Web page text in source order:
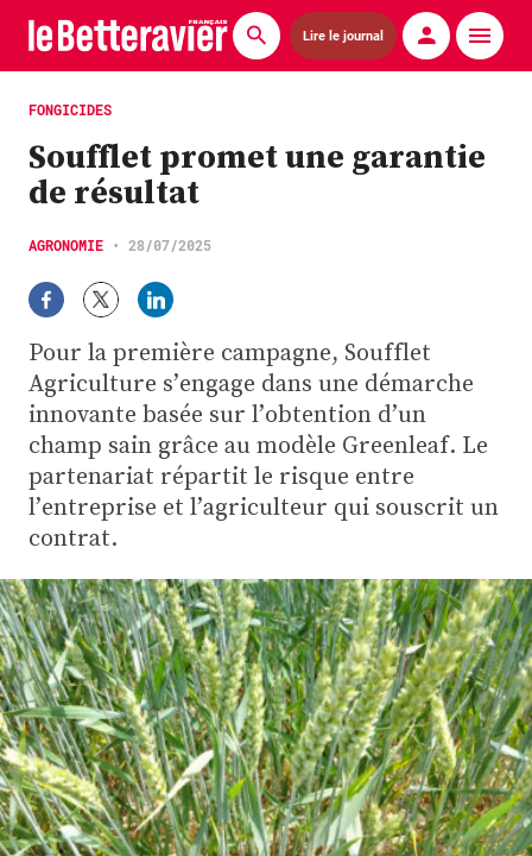
Lire le journal
Actualités
Économie
Agronomie
Matériels
La technique ITB
Pommes de terre
Guides pratiques
Chasse
Plus
Abonnez-vous
FONGICIDES
Soufflet promet une garantie
de résultat
AGRONOMIE • 28/07/2025
Pour la première campagne, Soufflet
Agriculture s’engage dans une démarche
innovante basée sur l’obtention d’un
champ sain grâce au modèle Greenleaf. Le
partenariat répartit le risque entre
l’entreprise et l’agriculteur qui souscrit un
contrat.